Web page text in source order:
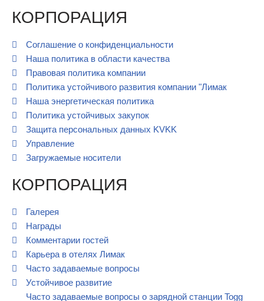
КОРПОРАЦИЯ
Соглашение о конфиденциальности
Наша политика в области качества
Правовая политика компании
Политика устойчивого развития компании "Лимак
Наша энергетическая политика
Политика устойчивых закупок
Защита персональных данных KVKK
Управление
Загружаемые носители
КОРПОРАЦИЯ
Галерея
Награды
Комментарии гостей
Карьера в отелях Лимак
Часто задаваемые вопросы
Устойчивое развитие
Часто задаваемые вопросы о зарядной станции Togg